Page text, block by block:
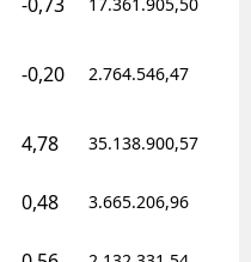
-0,20 2.764.546,47
4,78 35.138.900,57
0,48 3.665.206,96